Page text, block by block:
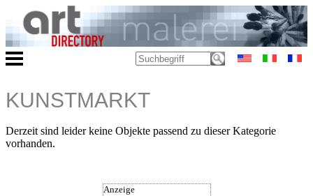
KUNSTMARKT
Derzeit sind leider keine Objekte passend zu dieser Kategorie
vorhanden.
Anzeige